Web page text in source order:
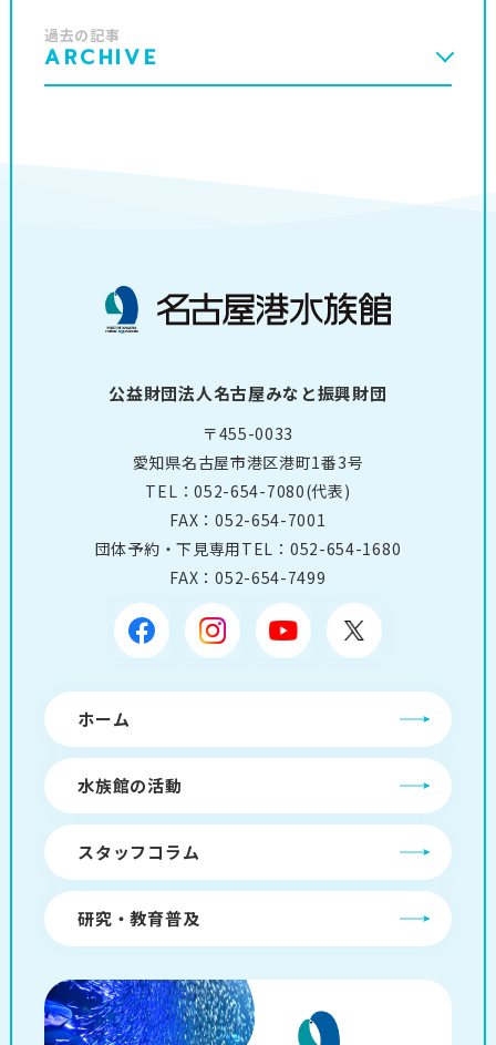
過去の記事
ARCHIVE
公益財団法人名古屋みなと振興財団
〒455-0033
愛知県名古屋市港区港町1番3号
TEL：052-654-7080(代表)
FAX：052-654-7001
団体予約・下見専用TEL： 052-654-1680
FAX：052-654-7499
ホーム
水族館の活動
スタッフコラム
研究・教育普及